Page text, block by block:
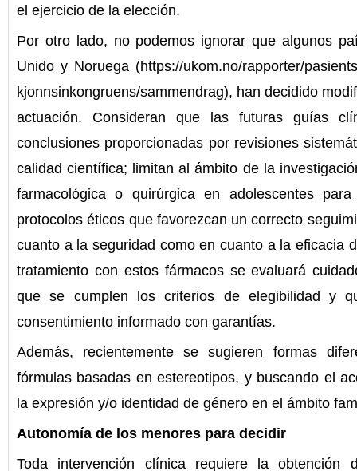
el ejercicio de la elección.
Por otro lado, no podemos ignorar que algunos
Unido y Noruega (https://ukom.no/rapporter/
kjonnsinkongruens/sammendrag), han decidido
actuación. Consideran que las futuras guías
conclusiones proporcionadas por revisiones
calidad científica; limitan al ámbito de la
farmacológica o quirúrgica en adolescentes
protocolos éticos que favorezcan un correcto
cuanto a la seguridad como en cuanto a la eficacia
tratamiento con estos fármacos se evaluará
que se cumplen los criterios de elegibilidad y
consentimiento informado con garantías.
Además, recientemente se sugieren formas
fórmulas basadas en estereotipos, y buscando el
la expresión y/o identidad de género en el ámbito
Autonomía de los menores para decidir
Toda intervención clínica requiere la obtención